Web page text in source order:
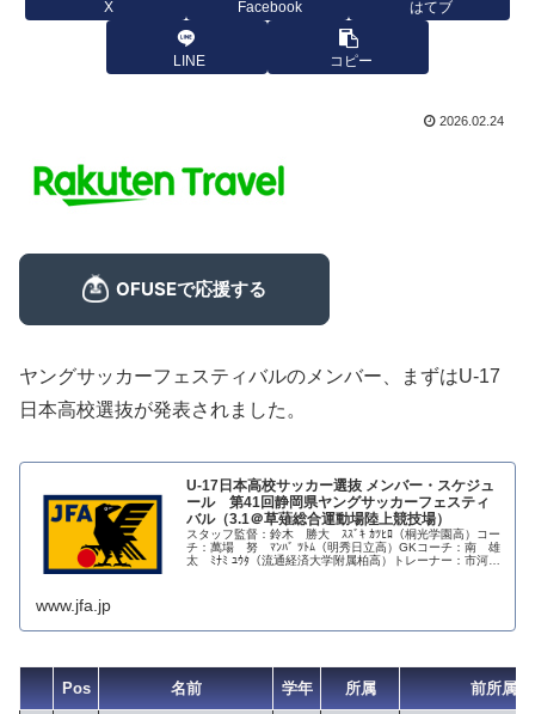
X Facebook はてブ
LINE コピー
2026.02.24
ヤングサッカーフェスティバルのメンバー、まずはU-17
日本高校選抜が発表されました。
U-17日本高校サッカー選抜 メンバー・スケジュ
ール 第41回静岡県ヤングサッカーフェスティ
バル（3.1＠草薙総合運動場陸上競技場）
スタッフ監督：鈴木 勝大 ｽｽﾞｷ ｶﾂﾋﾛ（桐光学園高）コー
チ：萬場 努 ﾏﾝﾊﾞ ﾂﾄﾑ（明秀日立高）GKコーチ：南 雄
太 ﾐﾅﾐ ﾕｳﾀ（流通経済大学附属柏高）トレーナー：市河
www.jfa.jp
Pos 名前 学年 所属 前所属